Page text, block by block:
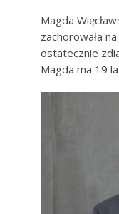
Magda
zachorowała
ostatecznie
Magda ma 19